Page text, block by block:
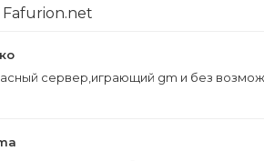
сервер,играющий gm и без